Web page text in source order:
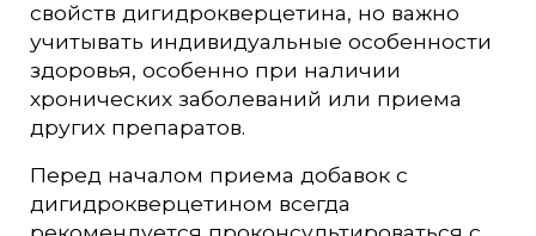
свойств дигидрокверцетина, но важно
учитывать индивидуальные особенности
здоровья, особенно при наличии
хронических заболеваний или приема
других препаратов.
Перед началом приема добавок с
дигидрокверцетином всегда